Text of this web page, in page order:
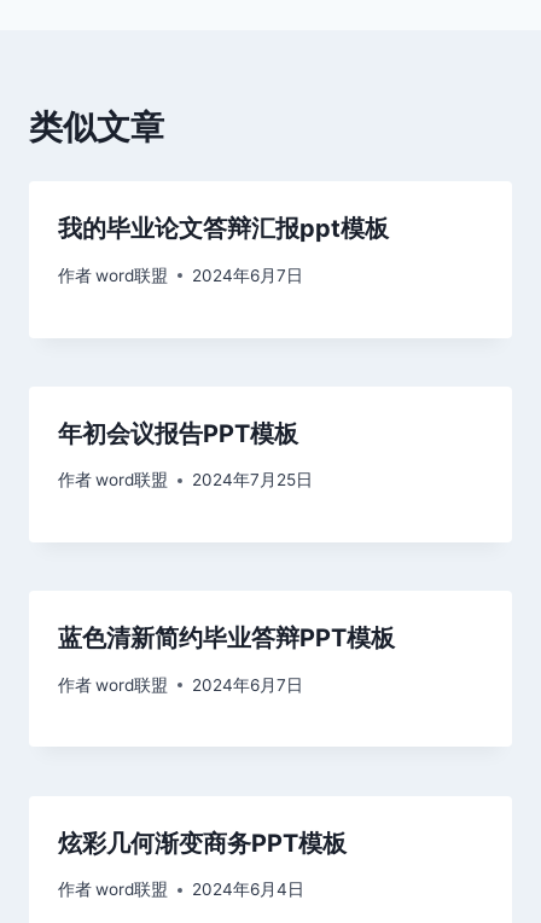
类似文章
我的毕业论文答辩汇报ppt模板
作者word联盟 2024年6月7日
年初会议报告PPT模板
作者word联盟 2024年7月25日
蓝色清新简约毕业答辩PPT模板
作者word联盟 2024年6月7日
炫彩几何渐变商务PPT模板
作者word联盟 2024年6月4日